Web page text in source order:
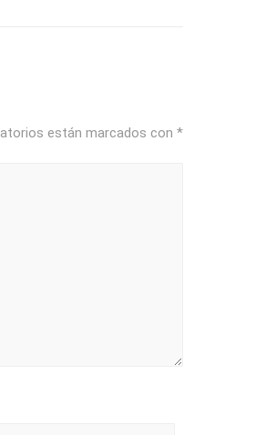
están marcados con *